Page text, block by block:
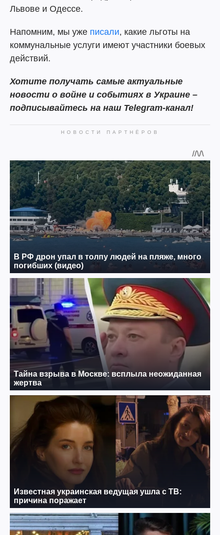
Львове и Одессе.
Напомним, мы уже писали, какие льготы на
коммунальные услуги имеют участники боевых
действий.
Хотите получать самые актуальные
новости о войне и событиях в Украине –
подписывайтесь на наш Telegram-канал!